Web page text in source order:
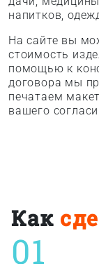
напитков,
На сайте вы
стоимость
помощью к
договора мы
печатаем
вашего
Как
01